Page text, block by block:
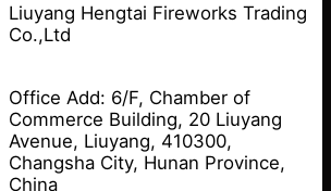
Liuyang Hengtai Fireworks Trading
Co.,Ltd
Office Add: 6/F, Chamber of
Commerce Building, 20 Liuyang
Avenue, Liuyang, 410300,
Changsha City, Hunan Province,
China